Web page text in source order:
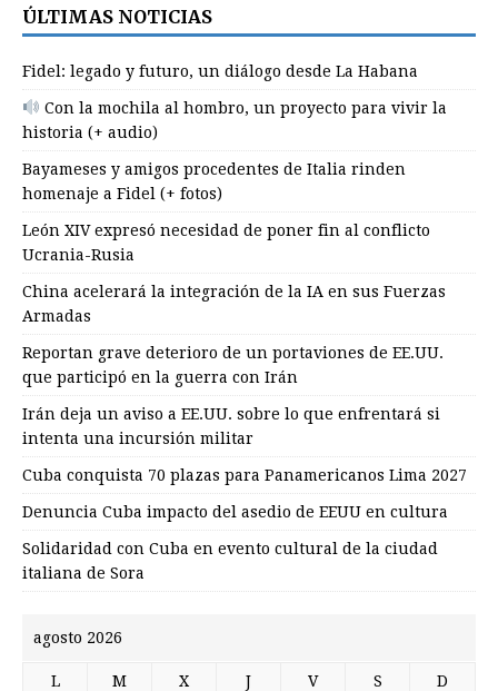
ÚLTIMAS NOTICIAS
Fidel: legado y futuro, un diálogo desde La Habana
Con la mochila al hombro, un proyecto para vivir la
historia (+ audio)
Bayameses y amigos procedentes de Italia rinden
homenaje a Fidel (+ fotos)
León XIV expresó necesidad de poner fin al conflicto
Ucrania-Rusia
China acelerará la integración de la IA en sus Fuerzas
Armadas
Reportan grave deterioro de un portaviones de EE.UU.
que participó en la guerra con Irán
Irán deja un aviso a EE.UU. sobre lo que enfrentará si
intenta una incursión militar
Cuba conquista 70 plazas para Panamericanos Lima 2027
Denuncia Cuba impacto del asedio de EEUU en cultura
Solidaridad con Cuba en evento cultural de la ciudad
italiana de Sora
agosto 2026
L M X J V S D